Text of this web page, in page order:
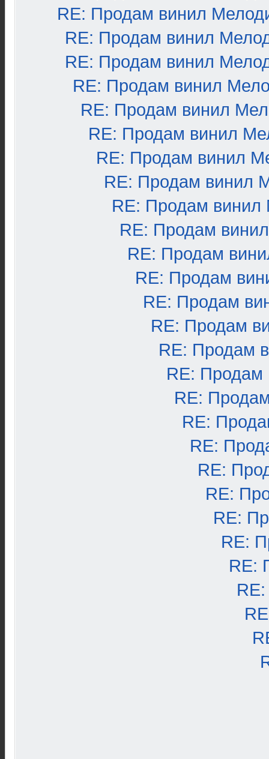
RE: Продам винил
RE: Продам винил
RE: Продам винил
RE: Продам винил
RE: Продам винил
RE: Продам винил
RE: Продам винил
RE: Продам винил
RE: Продам винил
RE: Продам
RE: Продам
RE: Продам
RE: Продам
RE: Продам
RE: Продам
RE: Продам
RE:
RE:
RE:
RE:
RE:
RE:
RE:
RE: